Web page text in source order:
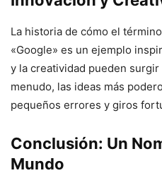
La historia de cómo el
«Google» es un ejemplo
y la creatividad pueden
menudo, las ideas más
pequeños errores y giros
Conclusión: Un
Mundo